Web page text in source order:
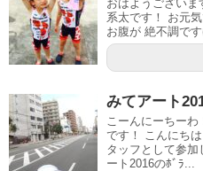
おはようござい
系太です！ お元
お腹が 絶不調で
みてアート
こーんにーちー
です！ こんにち
タッフとして参
ート2016のﾎﾞﾗ...